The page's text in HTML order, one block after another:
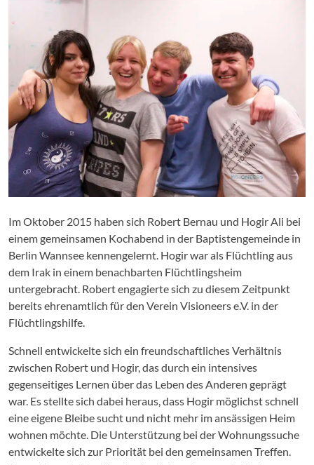
Im Oktober 2015 haben sich Robert Bernau und Hogir Ali bei
einem gemeinsamen Kochabend in der Baptistengemeinde in
Berlin Wannsee kennengelernt. Hogir war als Flüchtling aus
dem Irak in einem benachbarten Flüchtlingsheim
untergebracht. Robert engagierte sich zu diesem Zeitpunkt
bereits ehrenamtlich für den Verein Visioneers e.V. in der
Flüchtlingshilfe.
Schnell entwickelte sich ein freundschaftliches Verhältnis
zwischen Robert und Hogir, das durch ein intensives
gegenseitiges Lernen über das Leben des Anderen geprägt
war. Es stellte sich dabei heraus, dass Hogir möglichst schnell
eine eigene Bleibe sucht und nicht mehr im ansässigen Heim
wohnen möchte. Die Unterstützung bei der Wohnungssuche
entwickelte sich zur Priorität bei den gemeinsamen Treffen.